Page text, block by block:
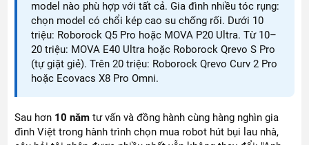
model nào phù hợp với tất cả. Gia đình nhiều tóc rụng:
chọn model có chổi kép cao su chống rối. Dưới 10
triệu: Roborock Q5 Pro hoặc MOVA P20 Ultra. Từ 10–
20 triệu: MOVA E40 Ultra hoặc Roborock Qrevo S Pro
(tự giặt giẻ). Trên 20 triệu: Roborock Qrevo Curv 2 Pro
hoặc Ecovacs X8 Pro Omni.
Sau hơn 10 năm tư vấn và đồng hành cùng hàng nghìn gia
đình Việt trong hành trình chọn mua robot hút bụi lau nhà,